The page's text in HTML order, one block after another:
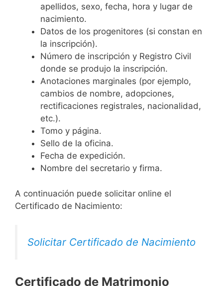
apellidos, sexo, fecha, hora y lugar de
nacimiento.
Datos de los progenitores (si constan en
la inscripción).
Número de inscripción y Registro Civil
donde se produjo la inscripción.
Anotaciones marginales (por ejemplo,
cambios de nombre, adopciones,
rectificaciones registrales, nacionalidad,
etc.).
Tomo y página.
Sello de la oficina.
Fecha de expedición.
Nombre del secretario y firma.
A continuación puede solicitar online el
Certificado de Nacimiento:
Solicitar Certificado de Nacimiento
Certificado de Matrimonio